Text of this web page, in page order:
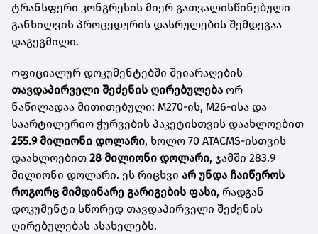
ტრანსფერი კონგრესის მიერ გათვალისწინებული
განხილვის პროცედურის დასრულების შემდეგაა
დაგეგმილი.
ოფიციალურ დოკუმენტებში შეიარაღების
თავდაპირველი შეძენის ღირებულება ორ
ნაწილადაა მითითებული: M270-ის, M26-ისა და
საარტილერიო ჭურვების პაკეტისთვის დაახლოებით
255.9 მილიონი დოლარი, ხოლო 70 ATACMS-ისთვის
დაახლოებით 28 მილიონი დოლარი, ჯამში 283.9
მილიონი დოლარი. ეს რიცხვი არ უნდა ჩაიწეროს
როგორც მიმდინარე გარიგების ფასი, რადგან
დოკუმენტი სწორედ თავდაპირველი შეძენის
ღირებულებას ასახელებს.